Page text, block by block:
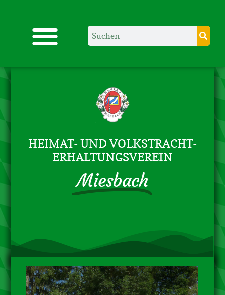
HEIMAT- UND VOLKSTRACHT-
ERHALTUNGSVEREIN
Miesbach